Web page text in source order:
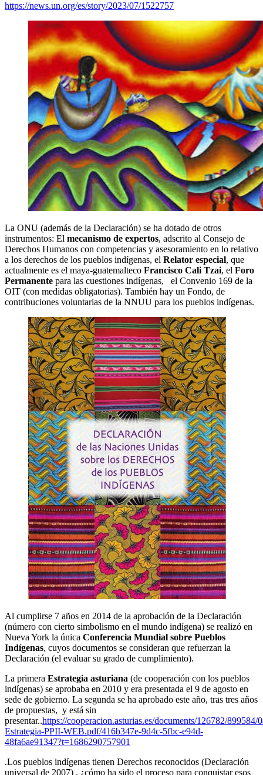
https://news.un.org/es/story/2023/07/1522757
La ONU (además de la Declaración) se ha dotado de otros
instrumentos: El mecanismo de expertos, adscrito al Consejo de
Derechos Humanos con competencias y asesoramiento en lo relativo
a los derechos de los pueblos indígenas, el Relator especial, que
actualmente es el maya-guatemalteco Francisco Cali Tzai, el Foro
Permanente para las cuestiones indígenas, el Convenio 169 de la
OIT (con medidas obligatorias). También hay un Fondo, de
contribuciones voluntarias de la NNUU para los pueblos indígenas.
Al cumplirse 7 años en 2014 de la aprobación de la Declaración
(número con cierto simbolismo en el mundo indígena) se realizó en
Nueva York la única Conferencia Mundial sobre Pueblos
Indígenas, cuyos documentos se consideran que refuerzan la
Declaración (el evaluar su grado de cumplimiento).
La primera Estrategia asturiana (de cooperación con los pueblos
indígenas) se aprobaba en 2010 y era presentada el 9 de agosto en
sede de gobierno. La segunda se ha aprobado este año, tras tres años
de propuestas, y está sin
presentar..https://cooperacion.asturias.es/documents/126782/899584/
Estrategia-PPII-WEB.pdf/416b347e-9d4c-5fbc-e94d-
48fa6ae91347?t=1686290757901
.Los pueblos indígenas tienen Derechos reconocidos (Declaración
universal de 2007) . ¿cómo ha sido el proceso para conquistar esos